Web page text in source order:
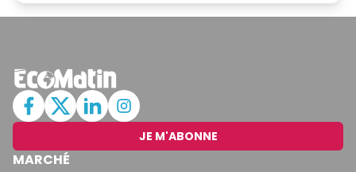
JE M'ABONNE
MARCHÉ